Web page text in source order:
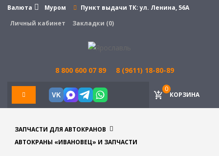
Валюта Муром Пункт выдачи ТК:ул. Ленина, 56А
Личный кабинет
Закладки (0)
8 800 600 07 89 8 (9611) 18-80-89
VK КОРЗИНА
0
ЗАПЧАСТИ ДЛЯ АВТОКРАНОВ
АВТОКРАНЫ «ИВАНОВЕЦ» И ЗАПЧАСТИ